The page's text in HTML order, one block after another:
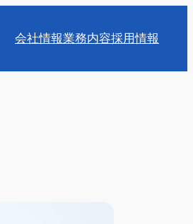
会社情報業務内容採用情報